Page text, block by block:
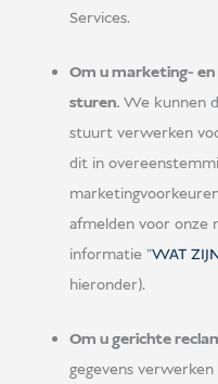
Services.
Om u marketing-
sturen. We kunnen
stuurt verwerken
dit in
afmelden voor onze
informatie "WAT
hieronder).
Om u gerichte
gegevens